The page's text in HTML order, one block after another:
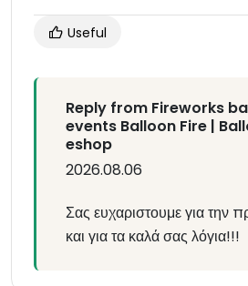
Useful
Reply from Fireworks
events Balloon Fire |
eshop
2026.08.06
Σας ευχαριστουμε για την
και για τα καλά σας λόγια!!!